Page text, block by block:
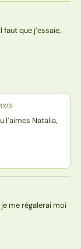
faut que j’essaie,
l’aimes Natalia,
me régalerai moi